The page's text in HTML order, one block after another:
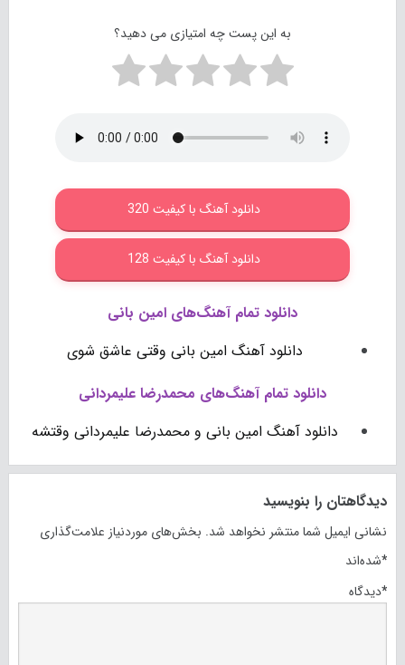
به این پست چه امتیازی می دهید؟
دانلود آهنگ با کیفیت 320
دانلود آهنگ با کیفیت 128
دانلود تمام آهنگ‌های امین بانی
دانلود آهنگ امین بانی وقتی عاشق شوی
دانلود تمام آهنگ‌های محمدرضا علیمردانی
دانلود آهنگ امین بانی و محمدرضا علیمردانی وقتشه
دیدگاهتان را بنویسید
نشانی ایمیل شما منتشر نخواهد شد. بخش‌های موردنیاز علامت‌گذاری
شده‌اند*
دیدگاه*